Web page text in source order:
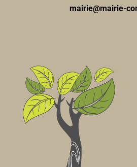
mairie@mairie-